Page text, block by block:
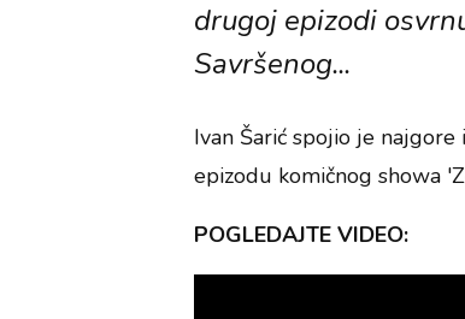
drugoj epizodi
Savršenog...
Ivan Šarić spojio je
epizodu komičnog showa
POGLEDAJTE VIDEO: